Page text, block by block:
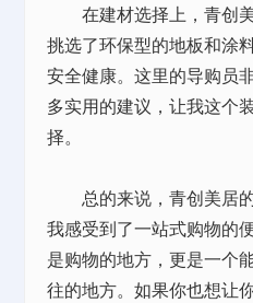
在建材选择上，青创
挑选了环保型的地板和涂
安全健康。这里的导购员
多实用的建议，让我这个
择。
总的来说，青创美居的
我感受到了一站式购物的
是购物的地方，更是一个
往的地方。如果你也想让